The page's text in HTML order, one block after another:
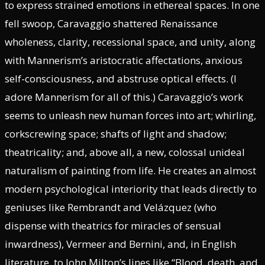
to express strained emotions in ethereal spaces. In one
fell swoop, Caravaggio shattered Renaissance
wholeness, clarity, recessional space, and unity, along
with Mannerism’s aristocratic affectations, anxious
self-consciousness, and abstruse optical effects. (I
adore Mannerism for all of this.) Caravaggio’s work
seems to unleash new human forces into art; whirling,
corkscrewing space; shafts of light and shadow;
theatricality; and, above all, a new, colossal unideal
naturalism of painting from life. He creates an almost
modern psychological interiority that leads directly to
geniuses like Rembrandt and Velázquez (who
dispense with theatrics for miracles of sensual
inwardness), Vermeer and Bernini, and, in English
literature, to John Milton’s lines like “Blood, death, and